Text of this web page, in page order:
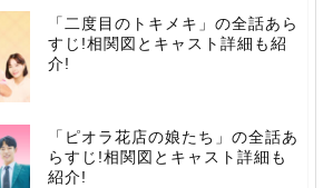
「二度目のトキメキ」の全話あら
すじ!相関図とキャスト詳細も紹
介!
「ピオラ花店の娘たち」の全話あ
らすじ!相関図とキャスト詳細も
紹介!